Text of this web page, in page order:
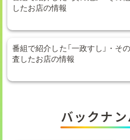
したお店の情報
番組で紹介した「一政すし」・そ
査したお店の情報
バックナ